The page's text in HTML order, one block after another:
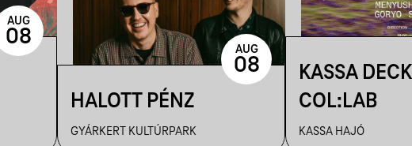
AUG
08
HALOTT PÉNZ
GYÁRKERT KULTÚRPARK
AUG
08
KASSA
COL:LAB
KASSA HAJÓ